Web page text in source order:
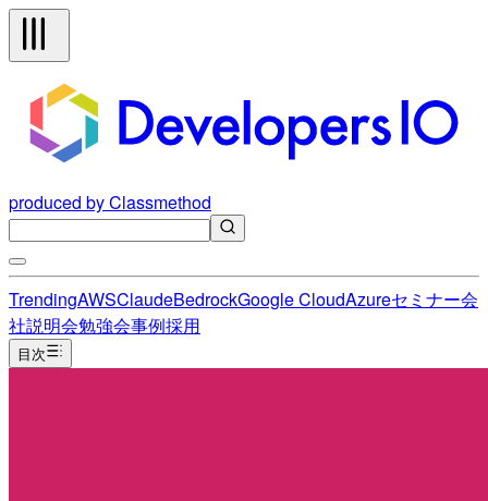
produced by Classmethod
TrendingAWSClaudeBedrockGoogle CloudAzureセミナー会
社説明会勉強会事例採用
目次